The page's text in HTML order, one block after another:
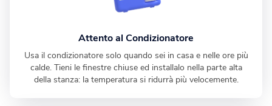
Attento al Condizionatore
Usa il condizionatore solo quando sei in casa e nelle ore più
calde. Tieni le finestre chiuse ed installalo nella parte alta
della stanza: la temperatura si ridurrà più velocemente.